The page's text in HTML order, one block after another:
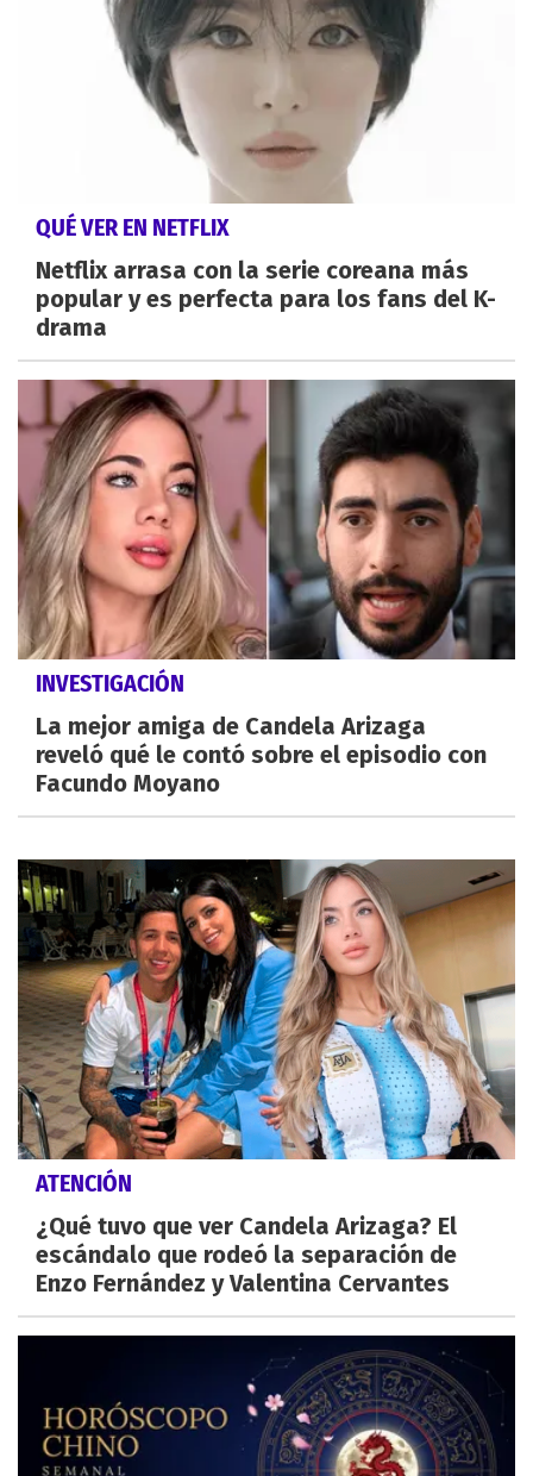
QUÉ VER EN NETFLIX
Netflix arrasa con la serie coreana más
popular y es perfecta para los fans del K-
drama
INVESTIGACIÓN
La mejor amiga de Candela Arizaga
reveló qué le contó sobre el episodio con
Facundo Moyano
ATENCIÓN
¿Qué tuvo que ver Candela Arizaga? El
escándalo que rodeó la separación de
Enzo Fernández y Valentina Cervantes